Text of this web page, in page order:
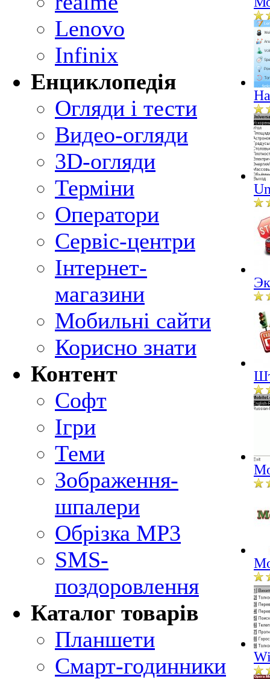
Lenovo
Infinix
Енциклопедія
Огляди і тести
Видео-огляди
3D-огляди
Терміни
Оператори
Сервіс-центри
Інтернет-
магазини
Мобильні сайти
Корисно знати
Контент
Софт
Ігри
Теми
Зображення-
шпалери
Обрізка MP3
SMS-
поздоровлення
Каталог товарів
Планшети
Смарт-годинники